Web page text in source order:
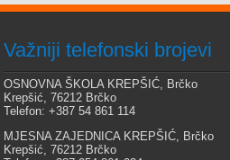
Važniji telefonski brojevi
OSNOVNA ŠKOLA KREPŠIĆ, Brčko
Krepšić, 76212 Brčko
Telefon: +387 54 861 114
MJESNA ZAJEDNICA KREPŠIĆ, Brčko
Krepšić, 76212 Brčko